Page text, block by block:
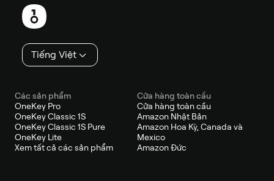
trang
Tiếng Việt
Các sản phẩm
OneKey Pro
OneKey Classic 1S
OneKey Classic 1S Pure
OneKey Lite
Xem tất cả các sản phẩm
Cửa hàng toàn cầu
Cửa hàng toàn cầu
Amazon Nhật Bản
Amazon Hoa Kỳ, Canada và
Mexico
Amazon Đức